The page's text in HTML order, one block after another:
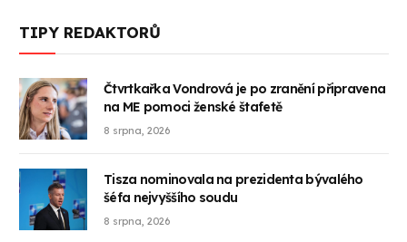
TIPY REDAKTORŮ
Čtvrtkařka Vondrová je po zranění připravena
na ME pomoci ženské štafetě
8 srpna, 2026
Tisza nominovala na prezidenta bývalého
šéfa nejvyššího soudu
8 srpna, 2026